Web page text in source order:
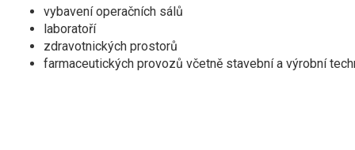
vybavení operačních sálů
laboratoří
zdravotnických prostorů
farmaceutických provozů včetně stavební a výrobní